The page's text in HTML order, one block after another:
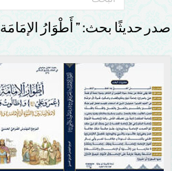
صدر حديثًا بحث: ” أَطْوَارُ الإمَامَة